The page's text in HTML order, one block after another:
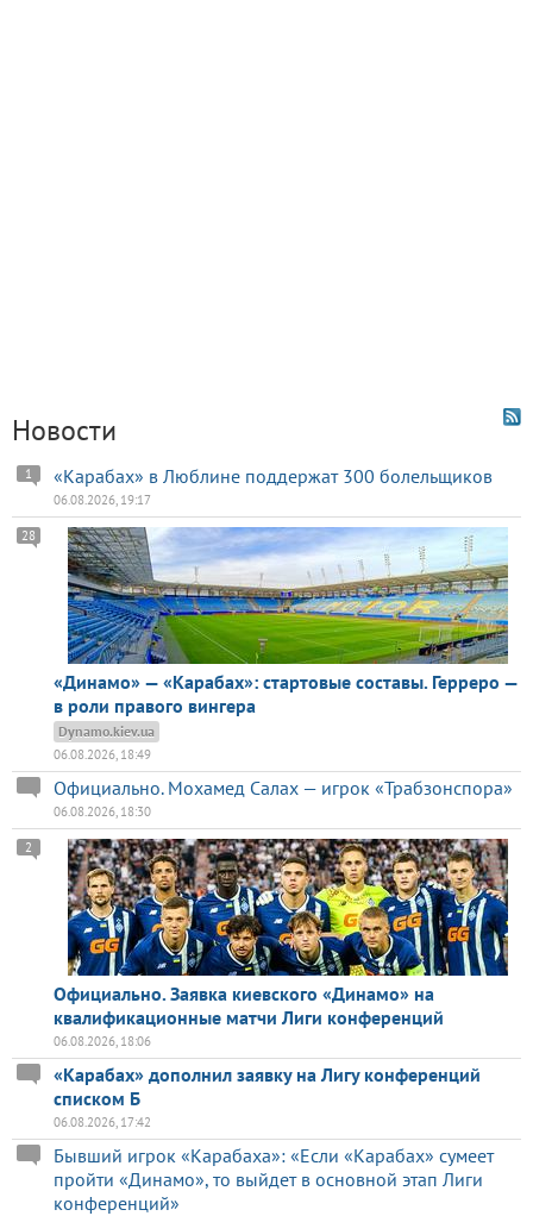
Новости
«Карабах» в Люблине поддержат 300 болельщиков
1
06.08.2026, 19:17
«Динамо» — «Карабах»: стартовые составы. Герреро —
в роли правого вингера
28
Dynamo.kiev.ua
06.08.2026, 18:49
Официально. Мохамед Салах — игрок «Трабзонспора»
06.08.2026, 18:30
Официально. Заявка киевского «Динамо» на
квалификационные матчи Лиги конференций
2
06.08.2026, 18:06
«Карабах» дополнил заявку на Лигу конференций
списком Б
06.08.2026, 17:42
Бывший игрок «Карабаха»: «Если «Карабах» сумеет
пройти «Динамо», то выйдет в основной этап Лиги
конференций»